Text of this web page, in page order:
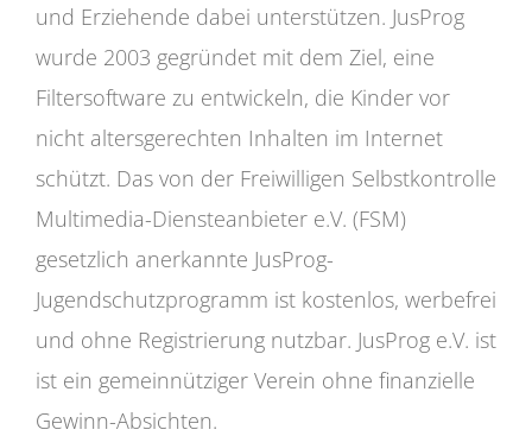
und Erziehende dabei unterstützen. JusProg
wurde 2003 gegründet mit dem Ziel, eine
Filtersoftware zu entwickeln, die Kinder vor
nicht altersgerechten Inhalten im Internet
schützt. Das von der Freiwilligen Selbstkontrolle
Multimedia-Diensteanbieter e.V. (FSM)
gesetzlich anerkannte JusProg-
Jugendschutzprogramm ist kostenlos, werbefrei
und ohne Registrierung nutzbar. JusProg e.V. ist
ist ein gemeinnütziger Verein ohne finanzielle
Gewinn-Absichten.